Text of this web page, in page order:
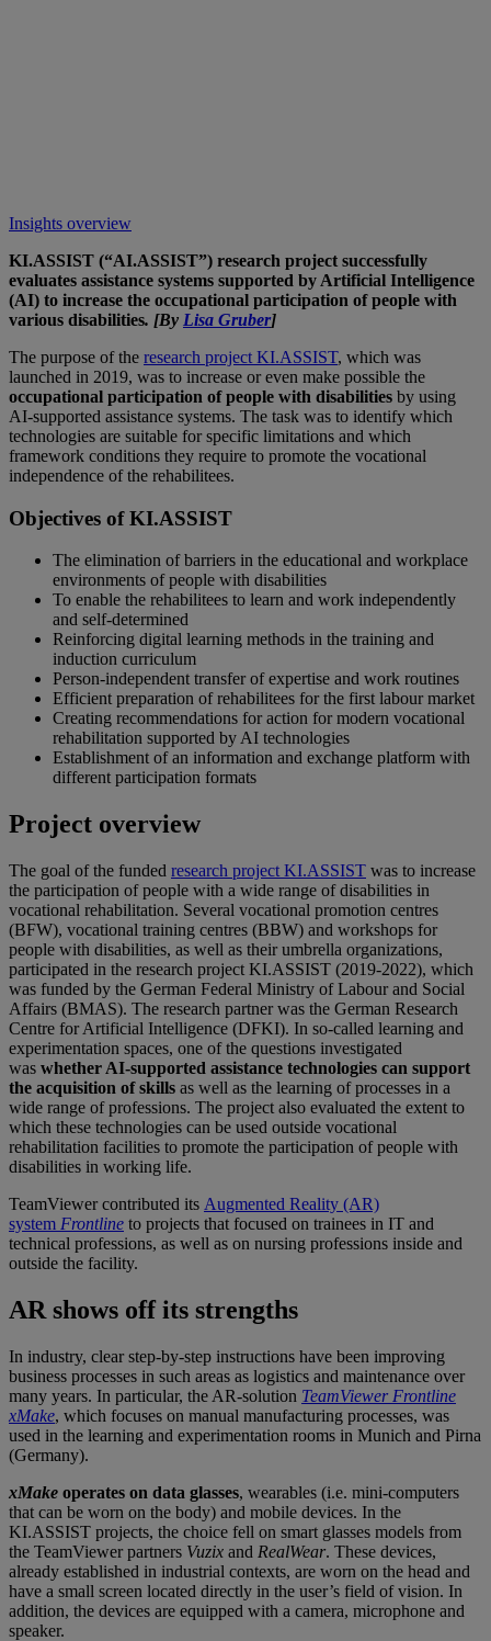
Insights overview
KI.ASSIST (“AI.ASSIST”) research project successfully
evaluates assistance systems supported by Artificial Intelligence
(AI) to increase the occupational participation of people with
various disabilities. [By Lisa Gruber]
The purpose of the research project KI.ASSIST, which was
launched in 2019, was to increase or even make possible the
occupational participation of people with disabilities by using
AI-supported assistance systems. The task was to identify which
technologies are suitable for specific limitations and which
framework conditions they require to promote the vocational
independence of the rehabilitees.
Objectives of KI.ASSIST
The elimination of barriers in the educational and workplace
environments of people with disabilities
To enable the rehabilitees to learn and work independently
and self-determined
Reinforcing digital learning methods in the training and
induction curriculum
Person-independent transfer of expertise and work routines
Efficient preparation of rehabilitees for the first labour market
Creating recommendations for action for modern vocational
rehabilitation supported by AI technologies
Establishment of an information and exchange platform with
different participation formats
Project overview
The goal of the funded research project KI.ASSIST was to increase
the participation of people with a wide range of disabilities in
vocational rehabilitation. Several vocational promotion centres
(BFW), vocational training centres (BBW) and workshops for
people with disabilities, as well as their umbrella organizations,
participated in the research project KI.ASSIST (2019-2022), which
was funded by the German Federal Ministry of Labour and Social
Affairs (BMAS). The research partner was the German Research
Centre for Artificial Intelligence (DFKI). In so-called learning and
experimentation spaces, one of the questions investigated
was whether AI-supported assistance technologies can support
the acquisition of skills as well as the learning of processes in a
wide range of professions. The project also evaluated the extent to
which these technologies can be used outside vocational
rehabilitation facilities to promote the participation of people with
disabilities in working life.
TeamViewer contributed its Augmented Reality (AR)
system Frontline to projects that focused on trainees in IT and
technical professions, as well as on nursing professions inside and
outside the facility.
AR shows off its strengths
In industry, clear step-by-step instructions have been improving
business processes in such areas as logistics and maintenance over
many years. In particular, the AR-solution TeamViewer Frontline
xMake, which focuses on manual manufacturing processes, was
used in the learning and experimentation rooms in Munich and Pirna
(Germany).
xMake operates on data glasses, wearables (i.e. mini-computers
that can be worn on the body) and mobile devices. In the
KI.ASSIST projects, the choice fell on smart glasses models from
the TeamViewer partners Vuzix and RealWear. These devices,
already established in industrial contexts, are worn on the head and
have a small screen located directly in the user’s field of vision. In
addition, the devices are equipped with a camera, microphone and
speaker.